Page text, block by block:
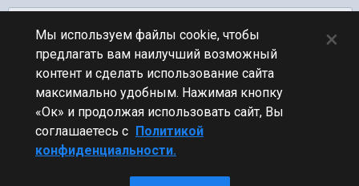
ПЕРЕЙТИ К СПИСКУ ТЕМ
Флудилка
Стиль
Мы используем файлы cookie, чтобы
предлагать вам наилучший возможный
контент и сделать использование сайта
максимально удобным. Нажимая кнопку
«Ок» и продолжая использовать сайт, Вы
соглашаетесь с Политикой
конфиденциальности.
×